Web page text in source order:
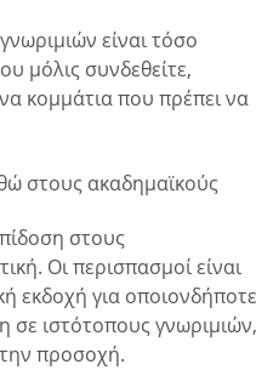
είναι τόσο
μόλις συνδεθείτε,
κομμάτια που πρέπει να
στους ακαδημαϊκούς
στους
Οι περισπασμοί είναι
εκδοχή για οποιονδήποτε
σε ιστότοπους γνωριμιών,
προσοχή.